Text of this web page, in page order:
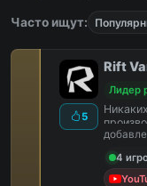
Часто ищут:
5
Rift
Лидер
4